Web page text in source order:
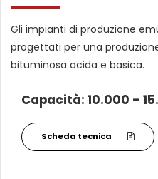
Gli impianti di produzione
progettati per una
bituminosa acida e basica.
Capacità: 10.000 –
Scheda tecnica